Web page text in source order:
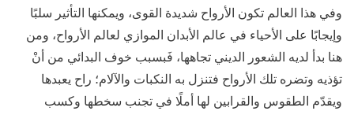
وفي هذا العالم تكون الأرواح شديدة القوى، ويمكنها التأثير سلبًا
وإيجابًا على الأحياء في عالم الأبدان الموازي لعالم الأرواح، ومن
هنا بدأ لديه الشعور الديني تجاهها، فَبسبب خوف البدائي من أنْ
تؤذيه وتضره تلك الأرواح فتنزل به النكبات والآلام؛ راح يعبدها
ويقدّم الطقوس والقرابين لها أملًا في تجنب سخطها وكسب